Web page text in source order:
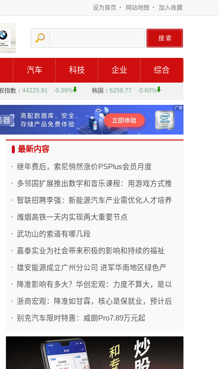
设为首页 ・ 网站地图 ・ 加入收藏
汽车 科技 企业 综合
最新内容
继年费后，索尼悄然涨价PSPlus会员月度
多邻国扩展推出数学和音乐课程：用游戏方式推
智联招聘李强：新能源汽车产业需优化人才培养
潍烟高铁一天内实现两大重要节点
武功山的索道有哪几段
嘉泰实业为社会带来积极的影响和持续的福祉
雄安能源成立广州分公司 进军华南地区绿色产
降准影响有多大？华创宏观：力度不算大，是以
浙商宏观：降准如甘霖，核心是保就业，预计后
别克汽车限时特惠：威朗Pro7.89万元起